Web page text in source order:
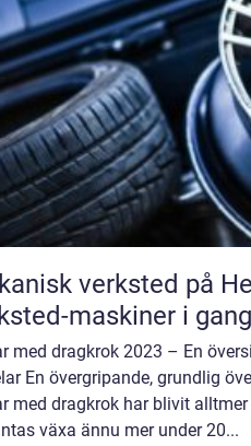
verksted på
maskiner i gang
med dragkrok 2023 – En
En övergripande, grundlig
med dragkrok har blivit
växa ännu mer under 20...